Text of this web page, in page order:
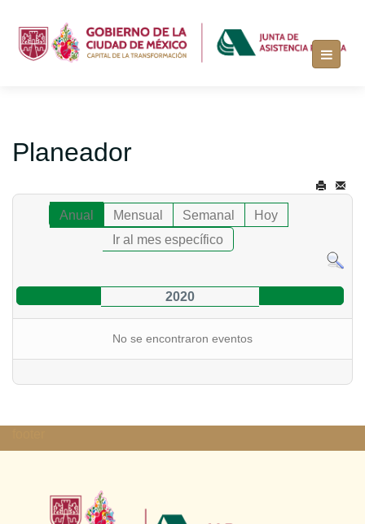
Planeador
Anual Mensual Semanal
Hoy
Ir al mes específico
2020
No se encontraron eventos
Lista de límites de paginación